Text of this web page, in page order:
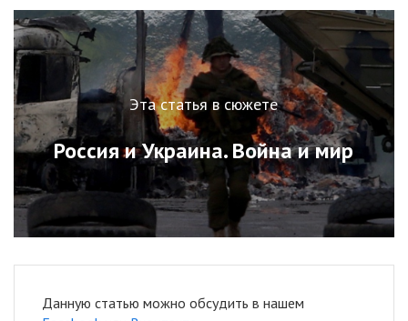
Эта статья в сюжете
Россия и Украина. Война и мир
Данную статью можно обсудить в нашем